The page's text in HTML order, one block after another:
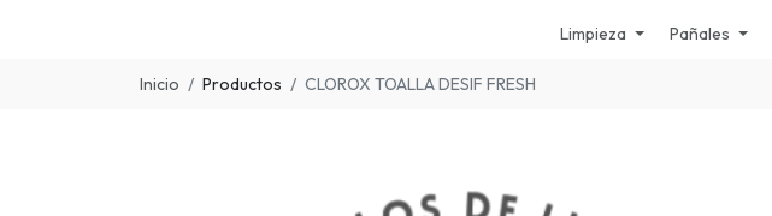
Limpieza Pañales
Inicio Productos CLOROX TOALLA DESIF FRESH